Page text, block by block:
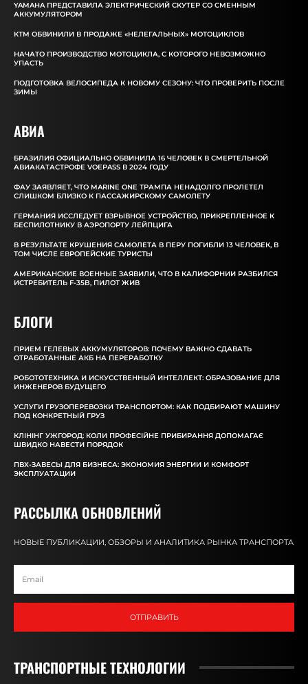
YAMAHA ПРЕДСТАВИЛА ЭЛЕКТРИЧЕСКИЙ СКУТЕР СО СМЕННЫМ
АККУМУЛЯТОРОМ
КТМ ОБВИНИЛИ В ПРОДАЖЕ «НЕЛЕГАЛЬНЫХ» МОТОЦИКЛОВ
НАЧАТО ПРОИЗВОДСТВО МОТОЦИКЛА, С КОТОРОГО НЕВОЗМОЖНО
УПАСТЬ
ПОДГОТОВКА ВЕЛОСИПЕДА К НОВОМУ СЕЗОНУ: ЧТО ПРОВЕРИТЬ ПОСЛЕ
ЗИМЫ
АВИА
БРАЗИЛИЯ ОФИЦИАЛЬНО ОБВИНИЛА 16 ЧЕЛОВЕК В СМЕРТЕЛЬНОЙ
АВИАКАТАСТРОФЕ VOEPASS В 2024 ГОДУ
ФАУ ЗАЯВЛЯЕТ, ЧТО MARINE ONE ТРАМПА НЕНАДОЛГО ПРОЛЕТЕЛ
СЛИШКОМ БЛИЗКО К ПАССАЖИРСКОМУ САМОЛЕТУ
ГЕРМАНИЯ ИССЛЕДУЕТ ВЗРЫВНОЕ УСТРОЙСТВО, ПРИКРЕПЛЕННОЕ К
БЕСПИЛОТНИКУ В АЭРОПОРТУ ЛЕЙПЦИГА
В РЕЗУЛЬТАТЕ КРУШЕНИЯ САМОЛЕТА В ПЕРУ ПОГИБЛИ 13 ЧЕЛОВЕК, В
ТОМ ЧИСЛЕ ЕВРОПЕЙСКИЕ ТУРИСТЫ
АМЕРИКАНСКИЕ ВОЕННЫЕ ЗАЯВИЛИ, ЧТО В КАЛИФОРНИИ РАЗБИЛСЯ
ИСТРЕБИТЕЛЬ F-35B, ПИЛОТ ЖИВ
БЛОГИ
ПРИЕМ ГЕЛЕВЫХ АККУМУЛЯТОРОВ: ПОЧЕМУ ВАЖНО СДАВАТЬ
ОТРАБОТАННЫЕ АКБ НА ПЕРЕРАБОТКУ
РОБОТОТЕХНИКА И ИСКУССТВЕННЫЙ ИНТЕЛЛЕКТ: ОБРАЗОВАНИЕ ДЛЯ
ИНЖЕНЕРОВ БУДУЩЕГО
УСЛУГИ ГРУЗОПЕРЕВОЗКИ ТРАНСПОРТОМ: КАК ПОДБИРАЮТ МАШИНУ
ПОД КОНКРЕТНЫЙ ГРУЗ
КЛІНІНГ УЖГОРОД: КОЛИ ПРОФЕСІЙНЕ ПРИБИРАННЯ ДОПОМАГАЄ
ШВИДКО НАВЕСТИ ПОРЯДОК
ПВХ-ЗАВЕСЫ ДЛЯ БИЗНЕСА: ЭКОНОМИЯ ЭНЕРГИИ И КОМФОРТ
ЭКСПЛУАТАЦИИ
РАССЫЛКА ОБНОВЛЕНИЙ
НОВЫЕ ПУБЛИКАЦИИ, ОБЗОРЫ И АНАЛИТИКА РЫНКА ТРАНСПОРТА
ОТПРАВИТЬ
ТРАНСПОРТНЫЕ ТЕХНОЛОГИИ